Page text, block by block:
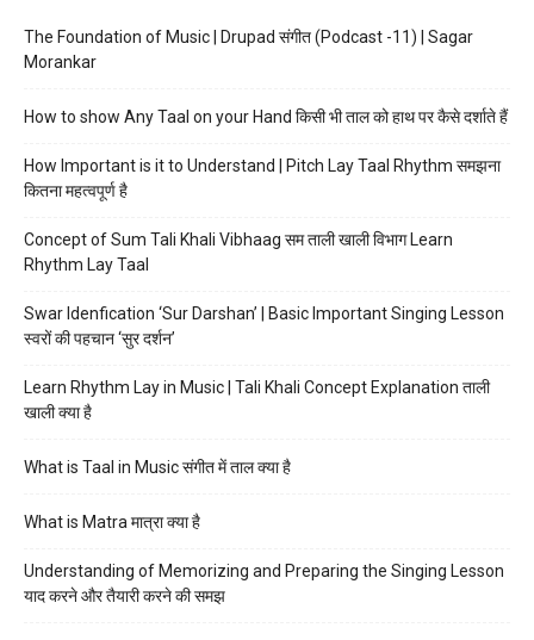
The Foundation of Music | Drupad संगीत (Podcast -11) | Sagar
Morankar
How to show Any Taal on your Hand किसी भी ताल को हाथ पर कैसे दर्शाते हैं
How Important is it to Understand | Pitch Lay Taal Rhythm समझना
कितना महत्वपूर्ण है
Concept of Sum Tali Khali Vibhaag सम ताली खाली विभाग Learn
Rhythm Lay Taal
Swar Idenfication ‘Sur Darshan’ | Basic Important Singing Lesson
स्वरों की पहचान ‘सुर दर्शन’
Learn Rhythm Lay in Music | Tali Khali Concept Explanation ताली
खाली क्या है
What is Taal in Music संगीत में ताल क्या है
What is Matra मात्रा क्या है
Understanding of Memorizing and Preparing the Singing Lesson
याद करने और तैयारी करने की समझ